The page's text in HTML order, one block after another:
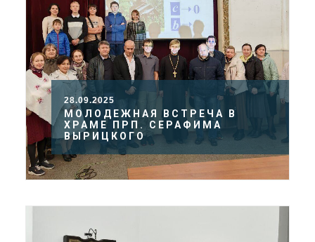
28.09.2025
МОЛОДЕЖНАЯ ВСТРЕЧА В
ХРАМЕ ПРП. СЕРАФИМА
ВЫРИЦКОГО